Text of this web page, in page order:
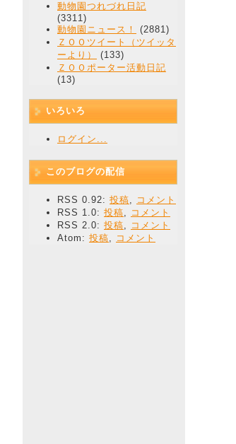
動物園つれづれ日記
(3311)
動物園ニュース！
(2881)
ＺＯＯツイート（ツイッタ
ーより）
(133)
ＺＯＯポーター活動日記
(13)
いろいろ
ログイン...
このブログの配信
RSS 0.92: 投稿, コメント
RSS 1.0: 投稿, コメント
RSS 2.0: 投稿, コメント
Atom: 投稿, コメント